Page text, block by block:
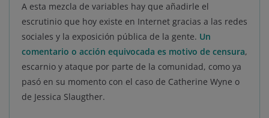
A esta mezcla de variables hay que añadirle el
escrutinio que hoy existe en Internet gracias a las redes
sociales y la exposición pública de la gente. Un
comentario o acción equivocada es motivo de censura,
escarnio y ataque por parte de la comunidad, como ya
pasó en su momento con el caso de Catherine Wyne o
de Jessica Slaugther.